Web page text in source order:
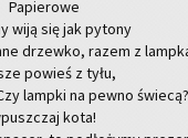
jak py­to­ny
razem z
z tyłu,
na pewno świe­cą?
kota!